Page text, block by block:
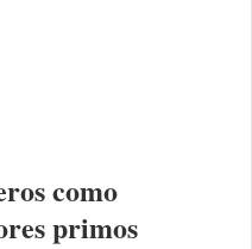
como
primos